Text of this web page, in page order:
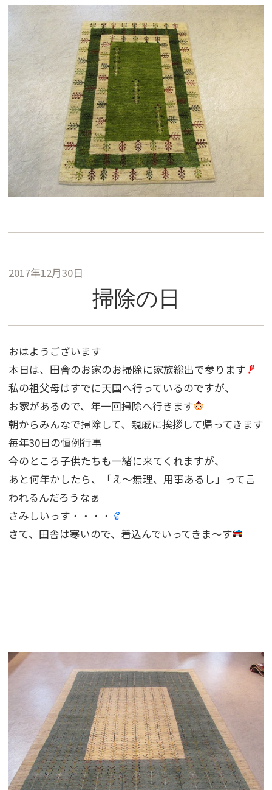
2017年12月30日
掃除の日
おはようございます
本日は、田舎のお家のお掃除に家族総出で参ります
私の祖父母はすでに天国へ行っているのですが、
お家があるので、年一回掃除へ行きます
朝からみんなで掃除して、親戚に挨拶して帰ってきます
毎年30日の恒例行事
今のところ子供たちも一緒に来てくれますが、
あと何年かしたら、「え〜無理、用事あるし」って言
われるんだろうなぁ
さみしいっす・・・・
さて、田舎は寒いので、着込んでいってきま〜す